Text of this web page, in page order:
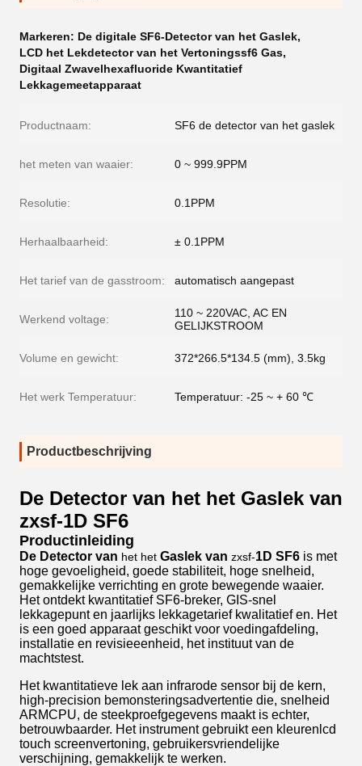
Markeren: De digitale SF6-Detector van het Gaslek,
LCD het Lekdetector van het Vertoningssf6 Gas,
Digitaal Zwavelhexafluoride Kwantitatief
Lekkagemeetapparaat
Productnaam: SF6 de detector van het gaslek
het meten van waaier: 0 ~ 999.9PPM
Resolutie: 0.1PPM
Herhaalbaarheid: ± 0.1PPM
Het tarief van de gasstroom: automatisch aangepast
Werkend voltage:
110 ~ 220VAC, AC EN
GELIJKSTROOM
Volume en gewicht: 372*266.5*134.5 (mm), 3.5kg
Het werk Temperatuur: Temperatuur: -25 ~ + 60 ℃
Productbeschrijving
De Detector van het het Gaslek van
zxsf-1D SF6
Productinleiding
De Detector van het het Gaslek van zxsf-1D SF6 is met
hoge gevoeligheid, goede stabiliteit, hoge snelheid,
gemakkelijke verrichting en grote bewegende waaier.
Het ontdekt kwantitatief SF6-breker, GIS-snel
lekkagepunt en jaarlijks lekkagetarief kwalitatief en. Het
is een goed apparaat geschikt voor voedingafdeling,
installatie en revisieeenheid, het instituut van de
machtstest.
Het kwantitatieve lek aan infrarode sensor bij de kern,
high-precision bemonsteringsadvertentie die, snelheid
ARMCPU, de steekproefgegevens maakt is echter,
betrouwbaarder. Het instrument gebruikt een kleurenlcd
touch screenvertoning, gebruikersvriendelijke
verschijning, gemakkelijk te werken.